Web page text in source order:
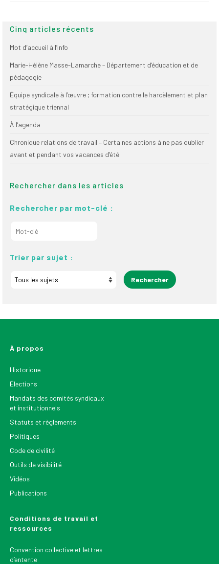
Cinq articles récents
Mot d’accueil à l’info
Marie-Hélène Masse-Lamarche – Département d’éducation et de
pédagogie
Équipe syndicale à l’œuvre ; formation contre le harcèlement et plan
stratégique triennal
À l’agenda
Chronique relations de travail – Certaines actions à ne pas oublier
avant et pendant vos vacances d’été
Rechercher dans les articles
Rechercher par mot-clé :
Trier par sujet :
À propos
Historique
Élections
Mandats des comités syndicaux
et institutionnels
Statuts et règlements
Politiques
Code de civilité
Outils de visibilité
Vidéos
Publications
Conditions de travail et
ressources
Convention collective et lettres
d’entente